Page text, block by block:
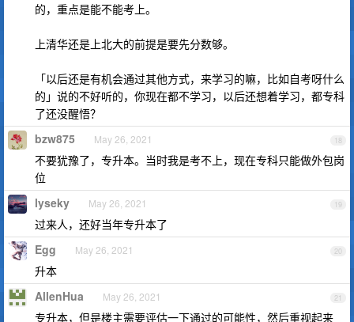
的，重点是能不能考上。
上清华还是上北大的前提是要先分数够。
「以后还是有机会通过其他方式，来学习的嘛，比如自考呀什么
的」说的不好听的，你现在都不学习，以后还想着学习，都专科
了还没醒悟？
18
bzw875 May 26, 2021
不要犹豫了，专升本。当时我是考不上，现在专科只能做外包岗
位
19
lyseky May 26, 2021
过来人，还好当年专升本了
20
Egg May 26, 2021
升本
21
AllenHua May 26, 2021
专升本，但是楼主需要评估一下通过的可能性，然后重视起来